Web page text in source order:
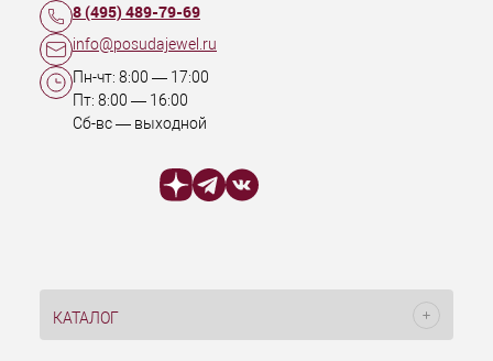
8 (495) 489-79-69
info@posudajewel.ru
Пн-чт: 8:00 — 17:00
Пт: 8:00 — 16:00
Сб-вс — выходной
КАТАЛОГ